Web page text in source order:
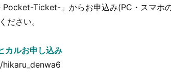
Pocket-Ticket-」からお申込み(PC・スマホ
ださい。
ルお申し込み